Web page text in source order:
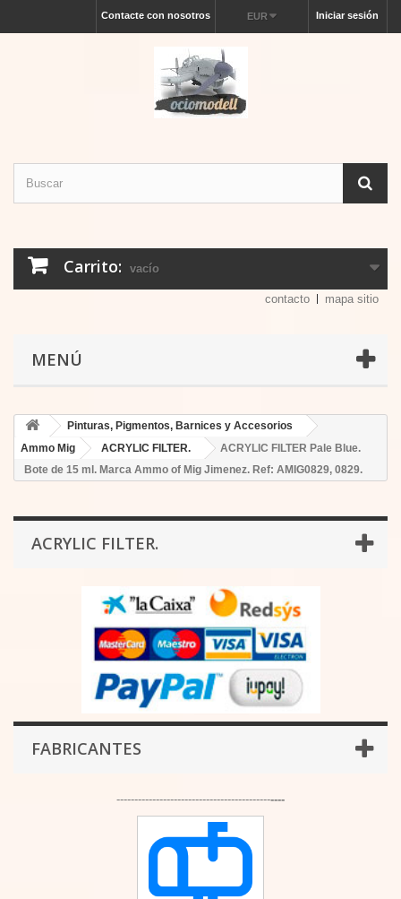
Iniciar sesión
EUR
Contacte con nosotros
Carrito: vacío
contacto mapa sitio
MENÚ
Pinturas, Pigmentos, Barnices y Accesorios
Ammo Mig
ACRYLIC FILTER.
ACRYLIC FILTER Pale Blue.
Bote de 15 ml. Marca Ammo of Mig Jimenez. Ref: AMIG0829, 0829.
ACRYLIC FILTER.
FABRICANTES
-----------------------------------------------